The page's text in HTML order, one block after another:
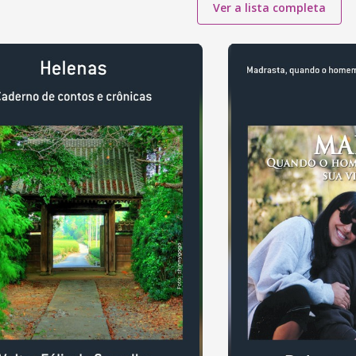
Ver a lista completa